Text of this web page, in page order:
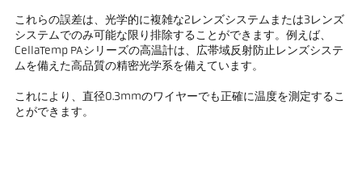
これらの誤差は、光学的に複雑な2レンズシステムまたは3レンズ
システムでのみ可能な限り排除することができます。例えば、
CellaTemp PAシリーズの高温計は、広帯域反射防止レンズシステ
ムを備えた高品質の精密光学系を備えています。
これにより、直径0.3mmのワイヤーでも正確に温度を測定するこ
とができます。